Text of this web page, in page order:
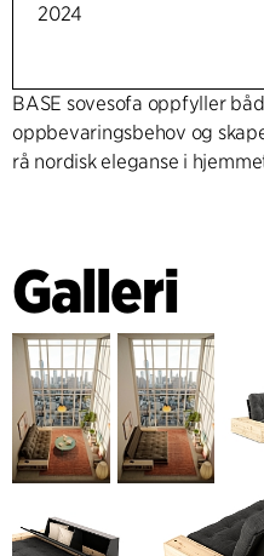
2024
BASE sovesofa oppfyller
oppbevaringsbehov og
rå nordisk eleganse i
Designet på BASE-
vanligvis er statisk og
først og fremst designet for
basert på forskning som
generasjon Zs hjem, hvor
Resultatet er en sovesofa
studere, spille brettspill,
hverdagsaktiviteter, både
Med et raskt grep kan den
hyggesone til en stilren og
gjester. Sovesofaens lave
Galleri